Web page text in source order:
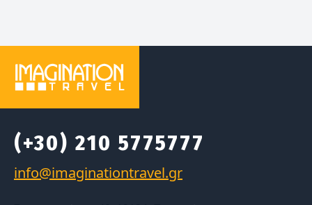
(+30) 210 5775777